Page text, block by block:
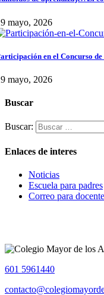
mayo, 2026
en el Concurso de
mayo, 2026
Buscar
Buscar:
Enlaces de interes
Noticias
Escuela para padres
Correo para
601 5961440